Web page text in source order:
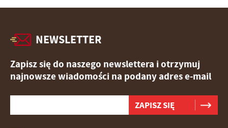
NEWSLETTER
Zapisz się do naszego newslettera i otrzymuj
najnowsze wiadomości na podany adres e-mail